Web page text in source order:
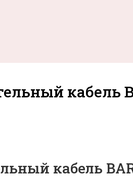
кабель
кабель